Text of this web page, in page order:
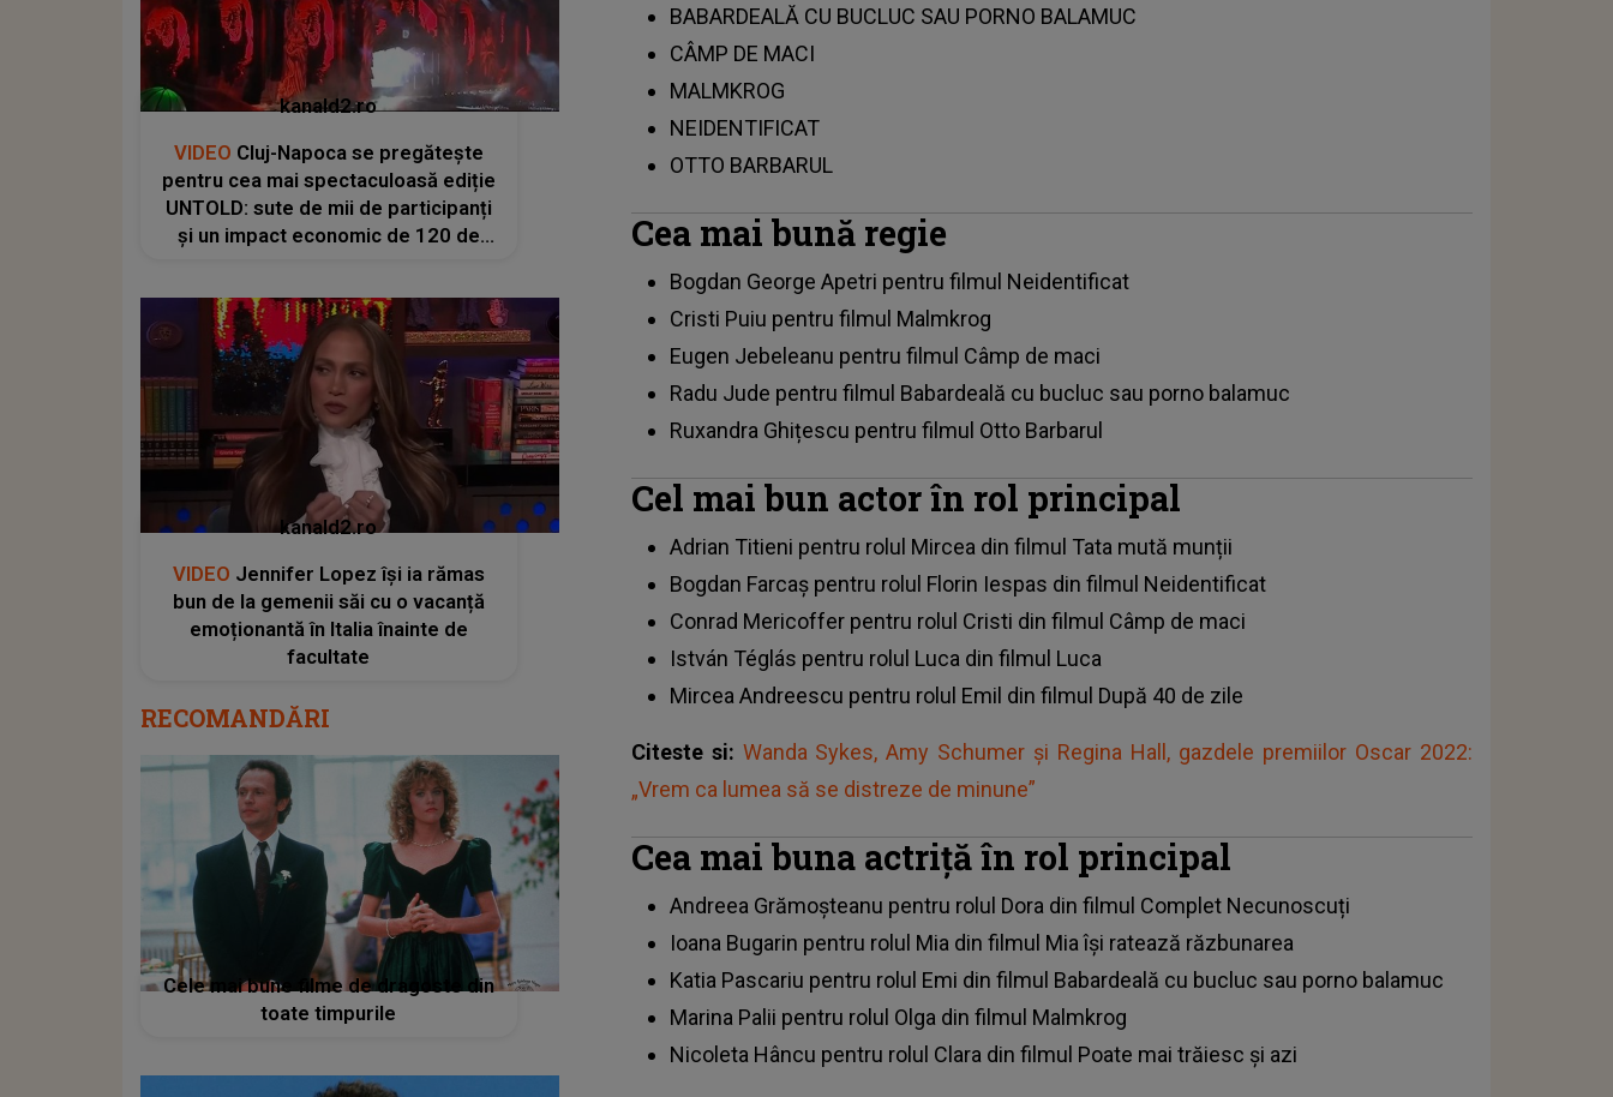
BABARDEALĂ CU BUCLUC SAU PORNO BALAMUC
CÂMP DE MACI
MALMKROG
NEIDENTIFICAT
OTTO BARBARUL
Cea mai bună regie
Bogdan George Apetri pentru filmul Neidentificat
Cristi Puiu pentru filmul Malmkrog
Eugen Jebeleanu pentru filmul Câmp de maci
Radu Jude pentru filmul Babardeală cu bucluc sau porno balamuc
Ruxandra Ghițescu pentru filmul Otto Barbarul
Cel mai bun actor în rol principal
Adrian Titieni pentru rolul Mircea din filmul Tata mută munții
Bogdan Farcaș pentru rolul Florin Iespas din filmul Neidentificat
Conrad Mericoffer pentru rolul Cristi din filmul Câmp de maci
István Téglás pentru rolul Luca din filmul Luca
Mircea Andreescu pentru rolul Emil din filmul După 40 de zile
Citeste si: Wanda Sykes, Amy Schumer şi Regina Hall, gazdele premiilor Oscar 2022:
„Vrem ca lumea să se distreze de minune”
Cea mai buna actriță în rol principal
Andreea Grămoșteanu pentru rolul Dora din filmul Complet Necunoscuți
Ioana Bugarin pentru rolul Mia din filmul Mia își ratează răzbunarea
Katia Pascariu pentru rolul Emi din filmul Babardeală cu bucluc sau porno balamuc
Marina Palii pentru rolul Olga din filmul Malmkrog
Nicoleta Hâncu pentru rolul Clara din filmul Poate mai trăiesc și azi
kanald2.ro
VIDEO Cluj-Napoca se pregătește
pentru cea mai spectaculoasă ediție
UNTOLD: sute de mii de participanți
și un impact economic de 120 de
kanald2.ro
VIDEO Jennifer Lopez își ia rămas
bun de la gemenii săi cu o vacanță
emoționantă în Italia înainte de
facultate
RECOMANDĂRI
Cele mai bune filme de dragoste din
toate timpurile